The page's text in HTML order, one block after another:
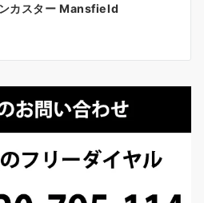
カスター Mansfield